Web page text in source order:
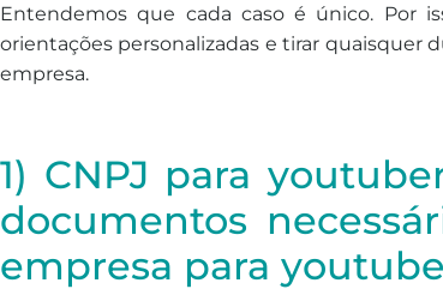
Entendemos que cada caso é único. Por
orientações personalizadas e tirar quaisquer
empresa.
1) CNPJ para
documentos
empresa para